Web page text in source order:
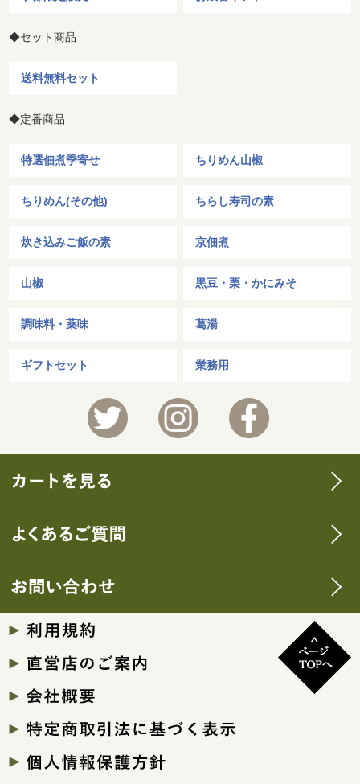
◆セット商品
送料無料セット
◆定番商品
特選佃煮季寄せ ちりめん山椒
ちりめん(その他) ちらし寿司の素
炊き込みご飯の素 京佃煮
山椒 黒豆・栗・かにみそ
調味料・薬味 葛湯
ギフトセット 業務用